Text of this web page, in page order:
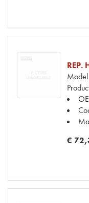
REP.
Model
€